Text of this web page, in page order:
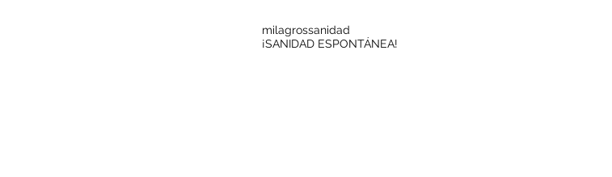
milagrossanidad
¡SANIDAD ESPONTÁNEA!